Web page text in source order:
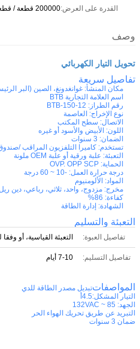
القدرة على العرض:200000 قطعة / قطعة في الأسبوع
وصف
تحويل التيار الكهربائي
تفاصيل سريعة
مكان المنشأ: غوانغدونغ، الصين (البر
اسم العلامة التجارية BTB
رقم الطراز: BTB-150-12
نوع الإخراج: العاصمة
الاتصال: سطح المكتب
اللون: الأبيض والأسود أو غيره
الضمان: 3 سنوات
تستخدم: كاميرا التلفزيون المراقب /
التعبئة: علبة ورقية أو علبة OEM ملونة
الحماية: OVP. OPP SCP
درجة حرارة العمل: -10 ~ 60 درجة
المواد: الألومنيوم
مخرج: مزدوج، واحد، ثلاثي، رباعي، دين
كفاءة: 86%
الشهادة: إدارة الطاقة
التعبئة والتسليم
تفاصيل العبوة: التعبئة القياسية، أو
تفاصيل التسليم: 7-10 أيام
المواصفاتتبديل مصدر الطاقة للدي
التيار المشكل:4.5أ
الجهد: 85 ~ 132VAC
التبريد عن طريق تحريك الهواء الحر
ضمان 3 سنوات